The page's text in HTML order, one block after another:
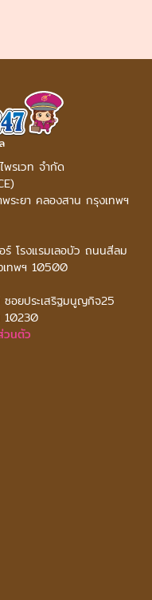
รเวท จำกัด
ระยา คลองสาน กรุงเทพฯ
ร์ โรงแรมเลอบัว ถนนสีลม
เทพฯ 10500
อยประเสริฐมนูญกิจ25
10230
วนตัว